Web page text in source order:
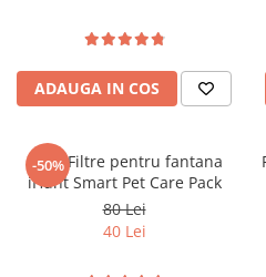
ALTI PRODUCATORI
Produse Ulefone
Tablete Ulefone
Smartwatch Ulefone
Casti Audio Ulefone
Huse protectie Ulefone
ADAUGA IN COS
-50%
Set 4 Filtre pentru fantana
iHunt Smart Pet Care Pack
80 Lei
40 Lei